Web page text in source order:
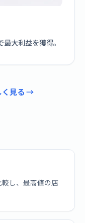
大利益を獲得。
く見る →
し、最高値の店